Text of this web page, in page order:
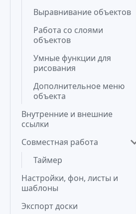
Выравнивание объектов
Работа со слоями
объектов
Умные функции для
рисования
Дополнительное меню
объекта
Внутренние и внешние
ссылки
Совместная работа
Таймер
Настройки, фон, листы и
шаблоны
Экспорт доски